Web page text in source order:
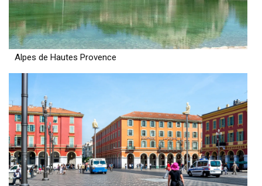
Alpes de Hautes Provence